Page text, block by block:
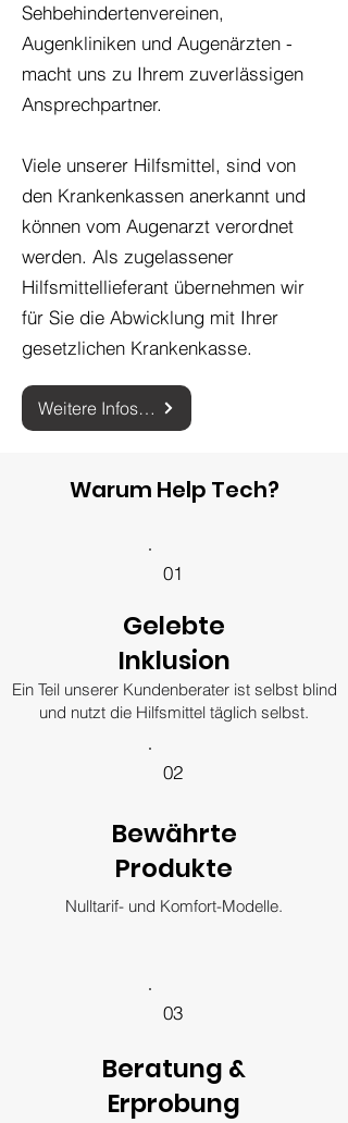
Sehbehindertenvereinen,
Augenkliniken und Augenärzten -
macht uns zu Ihrem zuverlässigen
Ansprechpartner.
Viele unserer Hilfsmittel, sind von
den Krankenkassen anerkannt und
können vom Augenarzt verordnet
werden. Als zugelassener
Hilfsmittellieferant übernehmen wir
für Sie die Abwicklung mit Ihrer
gesetzlichen Krankenkasse.
Weitere Infos zur Hilfsmittelversorgung
Warum Help Tech?
01
Gelebte
Inklusion
Ein Teil unserer Kundenberater ist selbst blind
und nutzt die Hilfsmittel täglich selbst.
02
Bewährte
Produkte
Nulltarif- und Komfort-Modelle.
03
Beratung &
Erprobung